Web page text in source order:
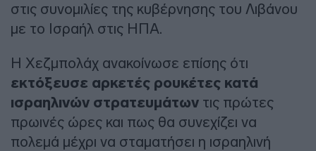
στις συνομιλίες της κυβέρνησης του Λιβάνου
με το Ισραήλ στις ΗΠΑ.
Η Χεζμπολάχ ανακοίνωσε επίσης ότι
εκτόξευσε αρκετές ρουκέτες κατά
ισραηλινών στρατευμάτων τις πρώτες
πρωινές ώρες και πως θα συνεχίζει να
πολεμά μέχρι να σταματήσει η ισραηλινή